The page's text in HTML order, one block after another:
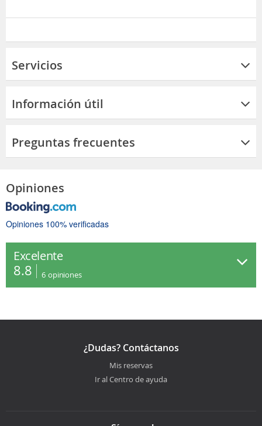
Servicios
Información útil
Preguntas frecuentes
Opiniones
Opiniones 100% verificadas
Excelente
8.8 6 opiniones
¿Dudas? Contáctanos
Mis reservas
Ir al Centro de ayuda